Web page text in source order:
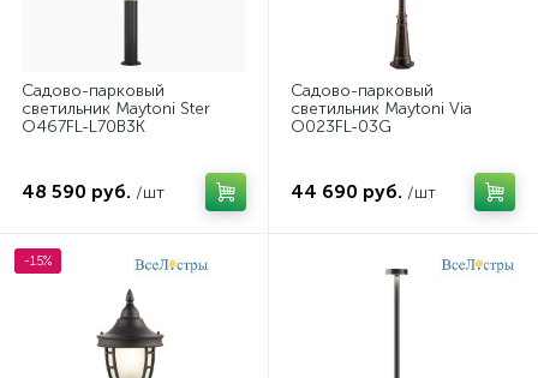
Садово-парковый
светильник Maytoni Ster
O467FL-L70B3K
48 590 руб. /шт
Садово-парковый
светильник Maytoni Via
O023FL-03G
44 690 руб. /шт
-15%